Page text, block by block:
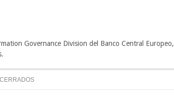
Governance Division del Banco Central Europeo,